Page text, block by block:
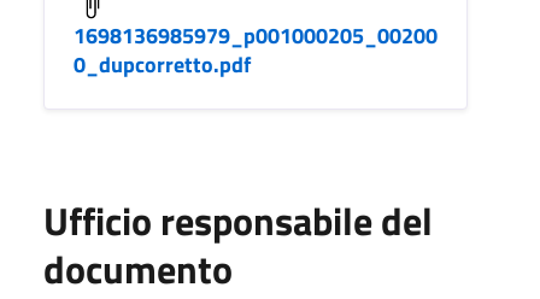
1698136985979_p001000205_00200
0_dupcorretto.pdf
Ufficio responsabile del
documento